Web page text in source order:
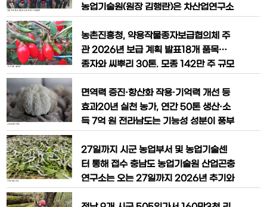
시기 보온위주로 관리하면서 환기가 부족
형이 깨져 양송이 상품성이 크게 떨어질
수 있다. 봄철을 앞둔 환절
농업기술원(원장 김행란)은 차산업연구소
농가 및 연구 관계자의 역량 강화를 위한
‘커피 연구회 전문가 초청 세미나’를 개최
했다고 26일 밝혔다. 세미나에서 아시아
계적 수준의 고밀도·고품질 커피를 생산
하기 위한 핵심 과제를 제시했다
농촌진흥청, 약용작물종자보급협의체 주
관 2026년 보급 계획 발표18개 품목…
종자와 씨뿌리 30톤, 모종 142만 주 규모
별 신청 농촌진흥청(청장 이승돈)은 이상
기상에 대응하고 국내 약용작물 원료의 안
정적 공급 기반을 마련하고자, 이르면 다
혔다. 약용작물 종자 보급은 농촌진흥청을
비롯해 총 12개 기관*으로
면역력 증진·항산화 작용·기억력 개선 등
효과20년 실천 농가, 연간 50톤 생산·소
득 7억 원 전라남도는 기능성 성분이 풍부
월의 친환경농산물로 선정했다. 노루궁뎅
이 버섯은 베타글루칸과 헤리세논 등 기능
성 성분이 풍부해 면역력 증진과 항산화
27일까지 시군 농업부서 및 농업기술센
터 통해 접수 충남도 농업기술원 산업곤충
연구소는 오는 27일까지 2026년 추기와